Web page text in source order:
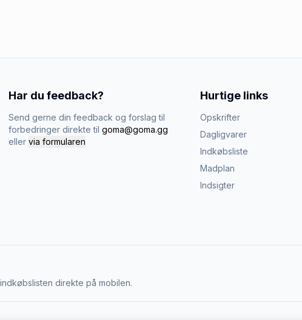
Har du feedback?
Send gerne din feedback og forslag til
forbedringer direkte til goma@goma.gg
eller via formularen
Hurtige links
Opskrifter
Dagligvarer
Indkøbsliste
Madplan
Indsigter
direkte på mobilen.